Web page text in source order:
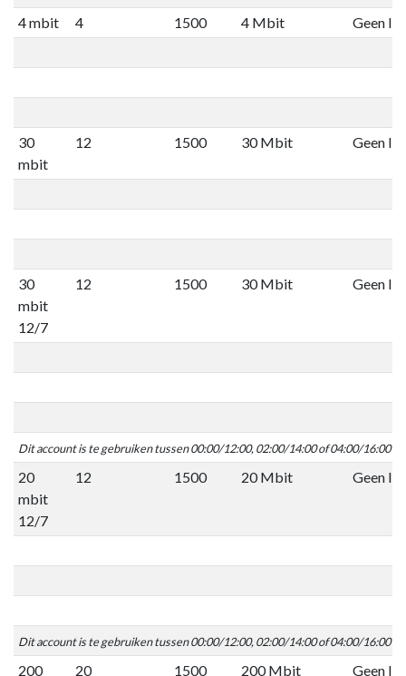
4 mbit 4 1500 4 Mbit Geen
30
mbit
12 1500 30 Mbit Geen
30
mbit
12/7
12 1500 30 Mbit Geen
Dit account is te gebruiken tussen 00:00/12:00, 02:00/14:00 of 04:00/16:00
20
mbit
12/7
12 1500 20 Mbit Geen
Dit account is te gebruiken tussen 00:00/12:00, 02:00/14:00 of 04:00/16:00
200
20 1500 200 Mbit Geen